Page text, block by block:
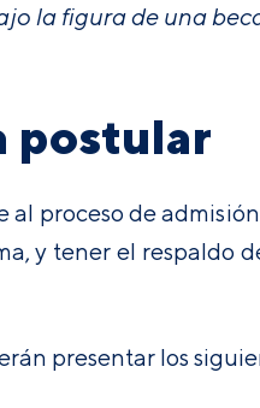
la figura de una
postular
proceso de
y tener el respaldo
presentar los